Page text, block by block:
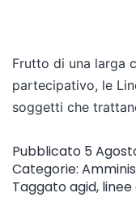
Frutto di una larga
partecipativo, le
soggetti che
Pubblicato 5
Categorie:
Taggatoagid, linee